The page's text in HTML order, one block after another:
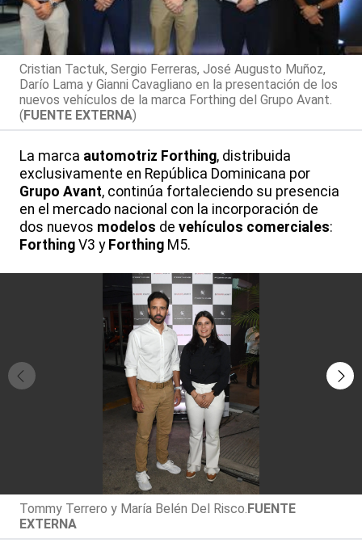
Cristian Tactuk, Sergio Ferreras, José Augusto Muñoz,
Darío Lama y Gianni Cavagliano en la presentación de los
nuevos vehículos de la marca Forthing del Grupo Avant.
(FUENTE EXTERNA)
La marca automotriz Forthing, distribuida
exclusivamente en República Dominicana por
Grupo Avant, continúa fortaleciendo su presencia
en el mercado nacional con la incorporación de
dos nuevos modelos de vehículos comerciales:
Forthing V3 y Forthing M5.
Tommy Terrero y María Belén Del Risco.FUENTE
EXTERNA